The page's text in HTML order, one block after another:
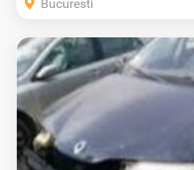
Bucuresti